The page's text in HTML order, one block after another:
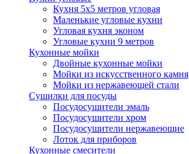
Кухня 5х5 метров угловая
Маленькие угловые кухни
Угловая кухня эконом
Угловые кухни 9 метров
Кухонные мойки
Двойные кухонные мойки
Мойки из искусственного камня
Мойки из нержавеющей стали
Сушилки для посуды
Посудосушители эмаль
Посудосушители хром
Посудосушители нержавеющие
Лоток для приборов
Кухонные смесители